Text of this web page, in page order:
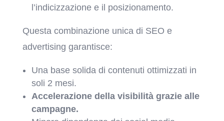
l’indicizzazione e il posizionamento.
Questa combinazione unica di SEO e
advertising garantisce:
Una base solida di contenuti ottimizzati in
soli 2 mesi.
Accelerazione della visibilità grazie alle
campagne.